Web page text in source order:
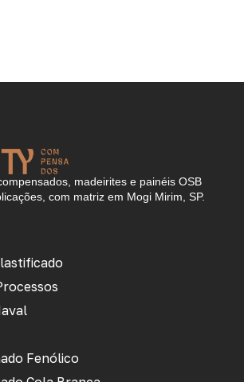
madeirites e painéis OSB
com matriz em Mogi Mirim, SP.
Fenólico